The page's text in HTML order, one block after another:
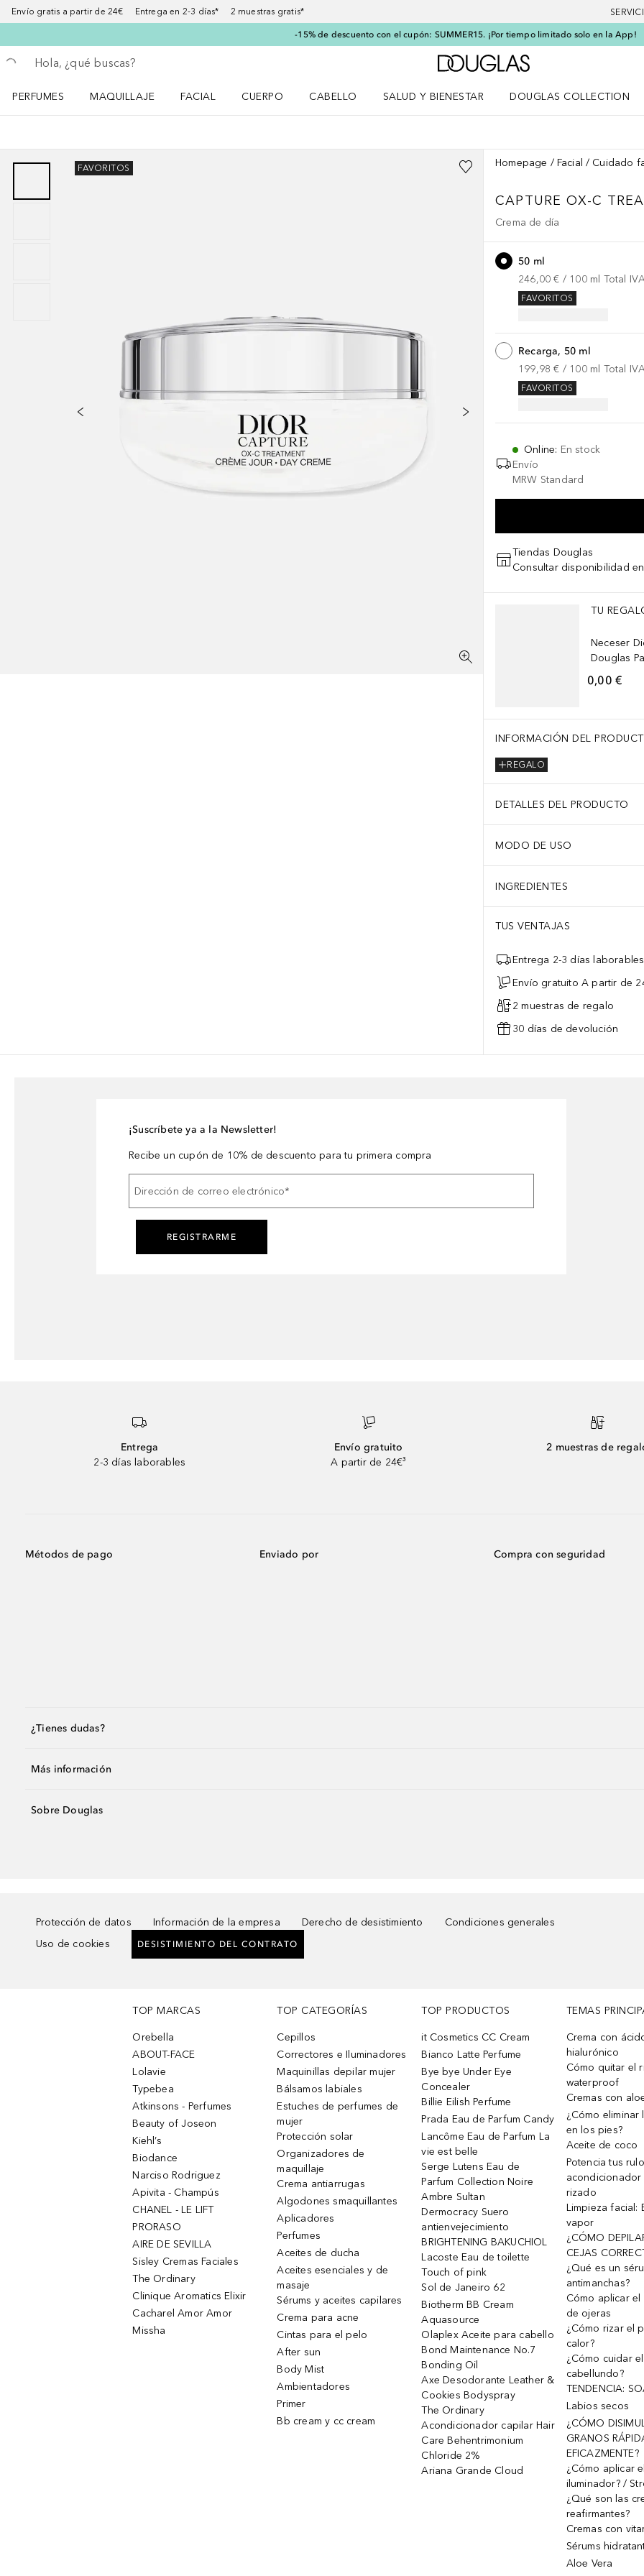
Envío gratis a partir de 24€ Entrega en 2-3 días* 2 muestras gratis*
-15% de descuento con el cupón: SUMMER15. ¡Por tiempo limitado solo en la App!
Regresar
Ejecutar búsqueda
A Douglas Home
PERFUMES
MAQUILLAJE
FACIAL
CUERPO
CABELLO
SALUD Y BIENESTAR
DOUGLAS COLLECTION
FAVORITOS Homepage Facial Cuidado
CAPTURE OX-C
Crema de día
50 ml
246,00 € / 100 ml Total
FAVORITOS
Recarga, 50 ml
199,98 € / 100 ml Total
FAVORITOS
Online: En stock
Envío
MRW Standard
Tiendas Douglas
Consultar disponibilidad
Saltar Deslizador
TU
Neceser
Douglas
0,00 €
INFORMACIÓN DEL
REGALO
DETALLES DEL PRODUCTO
MODO DE USO
INGREDIENTES
TUS VENTAJAS
Entrega 2-3 días laborables
Envío gratuito A partir de
2 muestras de regalo
30 días de devolución
¡Suscríbete ya a la Newsletter!
Recibe un cupón de 10% de descuento para tu primera compra
Dirección de correo electrónico*
REGISTRARME
Entrega
2-3 días laborables
Envío gratuito
A partir de 24€³
2 muestras de
Métodos de pago Enviado por Compra con seguridad
¿Tienes dudas?
Más información
Sobre Douglas
Protección de datos Información de la empresa Derecho de desistimiento
Condiciones generales
Uso de cookies
DESISTIMIENTO DEL CONTRATO
TOP MARCAS
Orebella
ABOUT-FACE
Lolavie
Typebea
Atkinsons - Perfumes
Beauty of Joseon
Kiehl’s
Biodance
Narciso Rodriguez
Apivita - Champús
CHANEL - LE LIFT
PRORASO
AIRE DE SEVILLA
Sisley Cremas Faciales
The Ordinary
Clinique Aromatics Elixir
Cacharel Amor Amor
Missha
TOP CATEGORÍAS
Cepillos
Correctores e Iluminadores
Maquinillas depilar mujer
Bálsamos labiales
Estuches de perfumes de
mujer
Protección solar
Organizadores de
maquillaje
Crema antiarrugas
Algodones smaquillantes
Aplicadores
Perfumes
Aceites de ducha
Aceites esenciales y de
masaje
Sérums y aceites capilares
Crema para acne
Cintas para el pelo
After sun
Body Mist
Ambientadores
Primer
Bb cream y cc cream
TOP PRODUCTOS
it Cosmetics CC Cream
Bianco Latte Perfume
Bye bye Under Eye
Concealer
Billie Eilish Perfume
Prada Eau de Parfum Candy
Lancôme Eau de Parfum La
vie est belle
Serge Lutens Eau de
Parfum Collection Noire
Ambre Sultan
Dermocracy Suero
antienvejecimiento
BRIGHTENING BAKUCHIOL
Lacoste Eau de toilette
Touch of pink
Sol de Janeiro 62
Biotherm BB Cream
Aquasource
Olaplex Aceite para cabello
Bond Maintenance No.7
Bonding Oil
Axe Desodorante Leather &
Cookies Bodyspray
The Ordinary
Acondicionador capilar Hair
Care Behentrimonium
Chloride 2%
Ariana Grande Cloud
TEMAS
Crema con
hialurónico
Cómo quitar el
waterproof
Cremas con
¿Cómo eliminar
en los pies?
Aceite de coco
Potencia tus
rizado
Limpieza facial:
vapor
¿CÓMO
CEJAS
¿Qué es un
antimanchas?
Cómo aplicar
de ojeras
¿Cómo rizar el
calor?
¿Cómo cuidar
cabellundo?
TENDENCIA:
Labios secos
¿CÓMO
GRANOS
EFICAZMENTE?
¿Cómo aplicar
iluminador? /
¿Qué son las
reafirmantes?
Cremas con
Sérums
Aloe Vera